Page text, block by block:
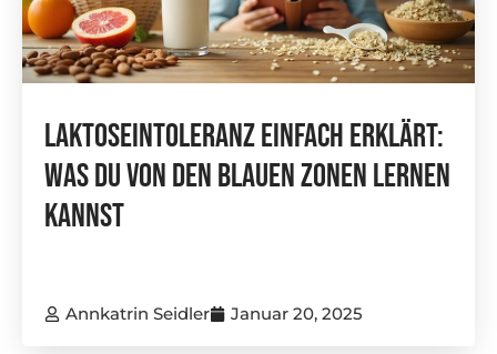
Laktoseintoleranz Einfach Erklärt:
Was Du Von Den Blauen Zonen Lernen
Kannst
Annkatrin Seidler Januar 20, 2025